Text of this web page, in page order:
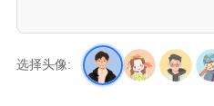
选择头像: